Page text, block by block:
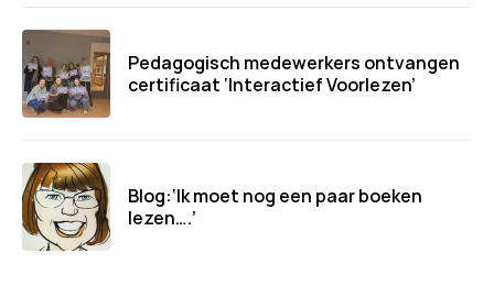
Pedagogisch medewerkers ontvangen
certificaat ‘Interactief Voorlezen’
Blog:‘Ik moet nog een paar boeken
lezen….’